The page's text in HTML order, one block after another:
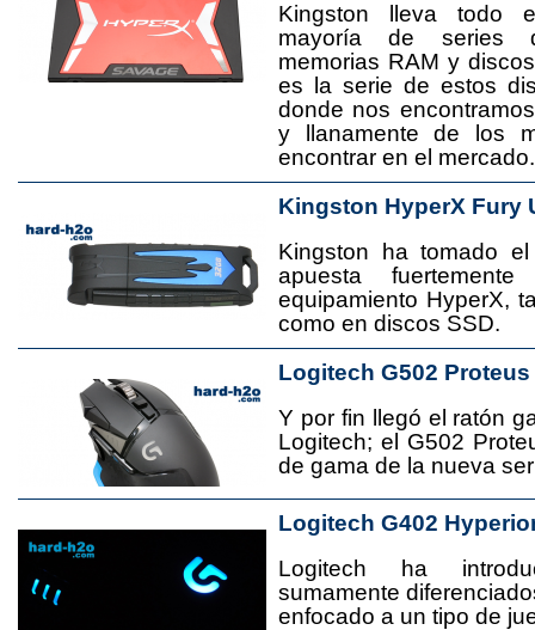
Kingston lleva todo
mayoría de series
memorias RAM y
es la serie de estos
donde nos
y llanamente de los
encontrar en el mercado.
Kingston HyperX Fury
Kingston ha tomado
apuesta
equipamiento HyperX,
como en discos SSD.
Logitech G502 Proteus
Y por fin llegó el ratón
Logitech; el G502
de gama de la nueva
Logitech G402
Logitech ha
sumamente
enfocado a un tipo de